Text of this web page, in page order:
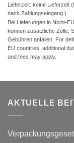
Lieferzeit: keine Lieferzeit
nach Zahlungseingang )
Bei Lieferungen in Nicht-
können zusätzliche Zölle,
Gebühren anfallen. For
EU countries, additional
and fees may apply.
AKTUELLE